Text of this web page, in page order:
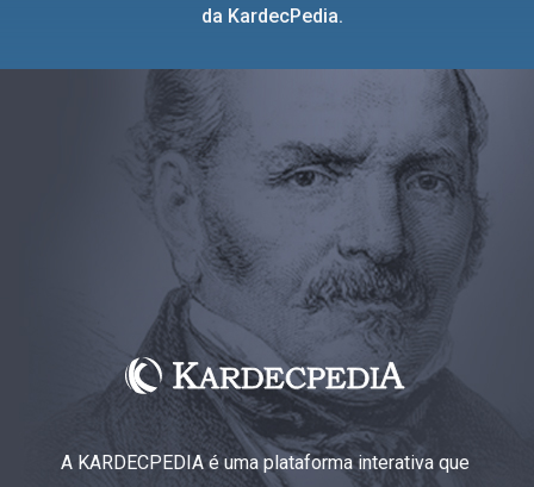
da KardecPedia.
A KARDECPEDIA é uma plataforma interativa que